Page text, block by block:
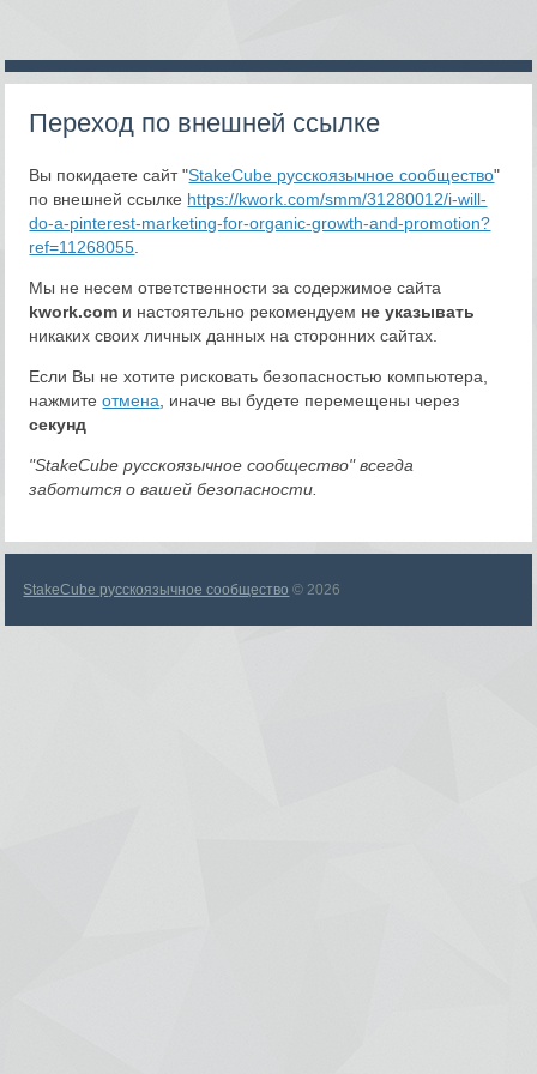
Переход по внешней ссылке
Вы покидаете сайт "StakeCube русскоязычное сообщество"
по внешней ссылке https://kwork.com/smm/31280012/i-will-
do-a-pinterest-marketing-for-organic-growth-and-promotion?
ref=11268055
Мы не несем ответственности за содержимое сайта
kwork.com и настоятельно рекомендуем не указывать
никаких своих личных данных на сторонних сайтах.
Если Вы не хотите рисковать безопасностью компьютера,
нажмитеотмена , иначе вы будете перемещены через
секунд
"StakeCube русскоязычное сообщество" всегда
заботится о вашей безопасности.
StakeCube русскоязычное сообщество © 2026